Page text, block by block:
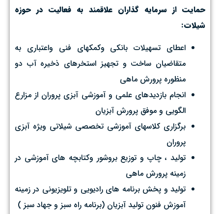
حمایت از سرمایه گذاران علاقمند به فعالیت در حوزه
شیلات:
اعطاي تسهيلات بانكي وكمكهاي فني واعتباري به
متقاضيان ساخت و تجهيز استخرهاي ذخيره آب دو
منظوره پرورش ماهي
انجام بازديدهاي علمي و آموزشي آبزي پروران از مزارع
الگويي و موفق پرورش آبزيان
برگزاري كلاسهاي آموزشي تخصصي شيلاتي ويژه آبزي
پروران
توليد ، چاپ و توزيع بروشور وكتابچه هاي آموزشي در
زمينه پرورش ماهي
توليد و پخش برنامه هاي راديويي و تلويزيوني در زمينه
آموزش فنون توليد آبزيان (برنامه راه سبز و جهاد سبز )